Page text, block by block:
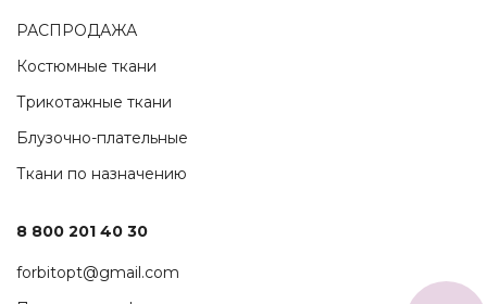
РАСПРОДАЖА
Костюмные ткани
Трикотажные ткани
Блузочно-плательные
Ткани по назначению
8 800 201 40 30
forbitopt@gmail.com